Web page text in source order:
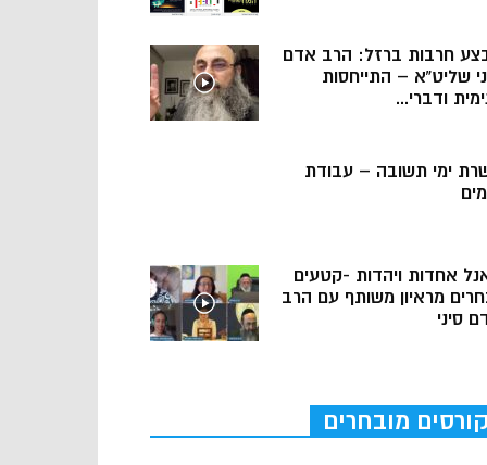
חרבות ברזל: הרב אדם
שליט”א – התייחסות
ודברי...
ימי תשובה – עבודת
אחדות ויהדות -קטעים
מראיון משותף עם הרב
סיני
קורסים מובחרים